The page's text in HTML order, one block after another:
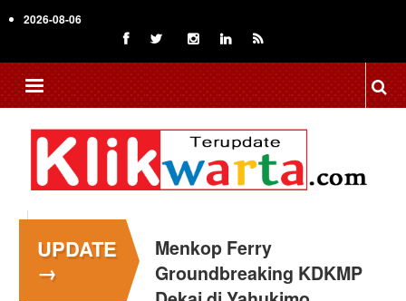
to
content
2026-08-06
UPDATE
→
Menkop Ferry
Groundbreaking KDKMP